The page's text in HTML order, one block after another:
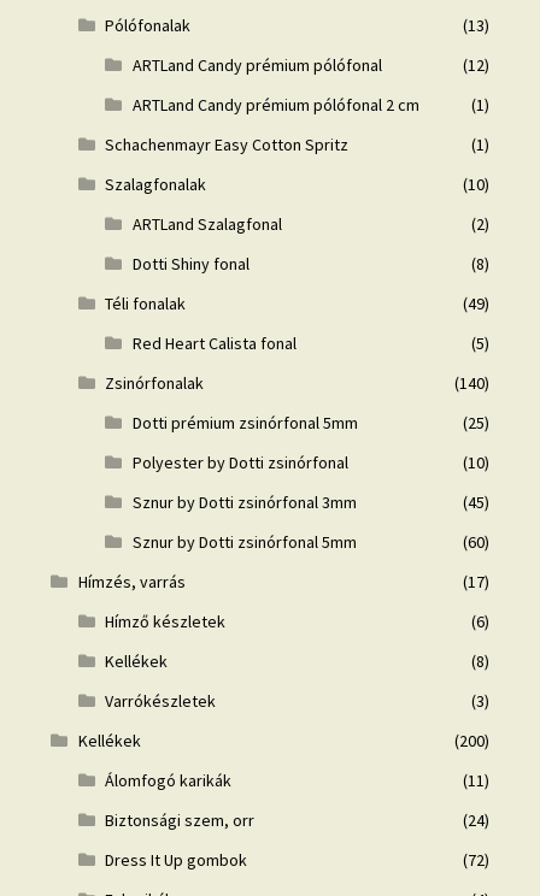
Pólófonalak
(13)
ARTLand Candy prémium pólófonal
(12)
ARTLand Candy prémium pólófonal 2 cm
(1)
Schachenmayr Easy Cotton Spritz
(1)
Szalagfonalak
(10)
ARTLand Szalagfonal
(2)
Dotti Shiny fonal
(8)
Téli fonalak
(49)
Red Heart Calista fonal
(5)
Zsinórfonalak
(140)
Dotti prémium zsinórfonal 5mm
(25)
Polyester by Dotti zsinórfonal
(10)
Sznur by Dotti zsinórfonal 3mm
(45)
Sznur by Dotti zsinórfonal 5mm
(60)
Hímzés, varrás
(17)
Hímző készletek
(6)
Kellékek
(8)
Varrókészletek
(3)
Kellékek
(200)
Álomfogó karikák
(11)
Biztonsági szem, orr
(24)
Dress It Up gombok
(72)